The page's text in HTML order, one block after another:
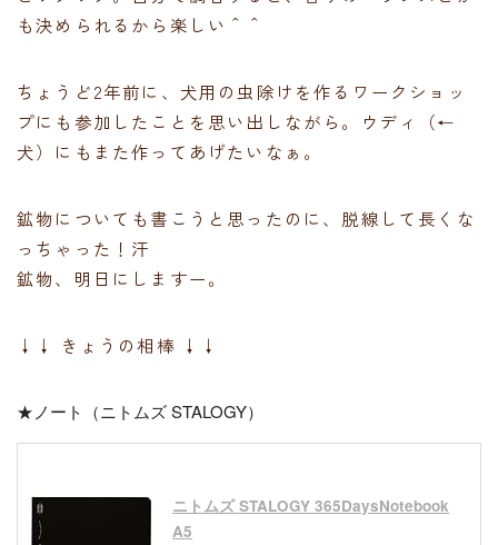
も決められるから楽しい＾＾
ちょうど2年前に、犬用の虫除けを作るワークショッ
プにも参加したことを思い出しながら。ウディ（←
犬）にもまた作ってあげたいなぁ。
鉱物についても書こうと思ったのに、脱線して長くな
っちゃった！汗
鉱物、明日にしますー。
↓↓ きょうの相棒 ↓↓
★ノート（ニトムズ STALOGY）
ニトムズ STALOGY 365DaysNotebook
A5